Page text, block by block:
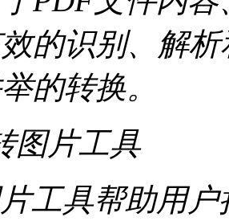
的识别、解
的转换。
图片工具
工具帮助用